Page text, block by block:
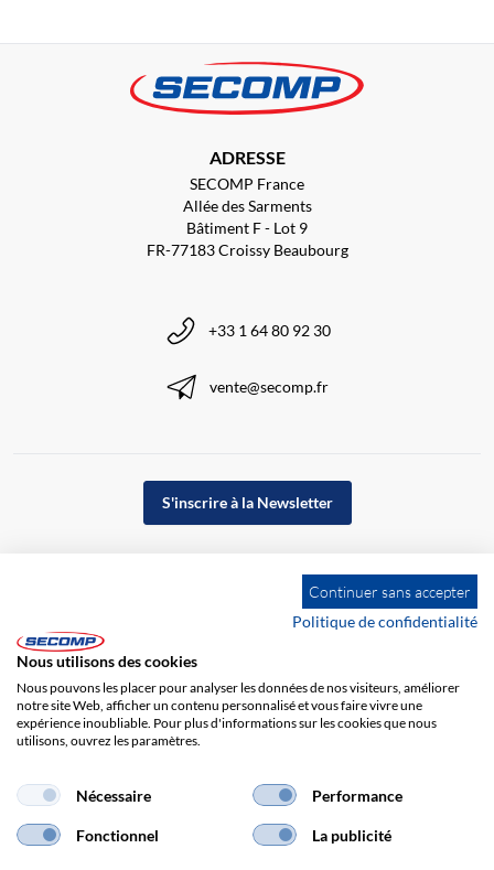
ADRESSE
SECOMP France
Allée des Sarments
Bâtiment F - Lot 9
FR-77183 Croissy Beaubourg
+33 1 64 80 92 30
vente@secomp.fr
S'inscrire à la Newsletter
Impression Responsabilité
Continuer sans accepter
Politique de confidentialité
Nous utilisons des cookies
Nous pouvons les placer pour analyser les données de nos visiteurs, améliorer
notre site Web, afficher un contenu personnalisé et vous faire vivre une
expérience inoubliable. Pour plus d'informations sur les cookies que nous
utilisons, ouvrez les paramètres.
Nécessaire Performance
Fonctionnel La publicité